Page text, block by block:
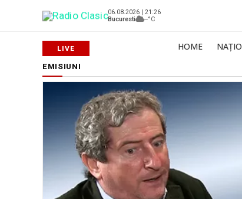
06.08.2026 | 21:26
Bucuresti
--°C
HOME
EMISIUNI